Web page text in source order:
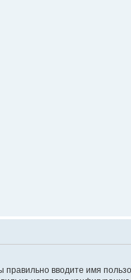
вводите имя